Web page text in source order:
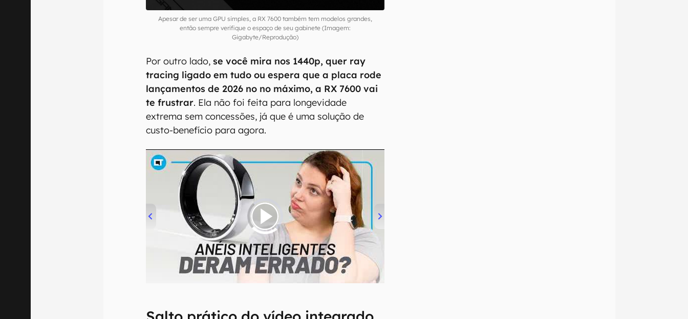
Apesar de ser uma GPU simples, a RX 7600 também tem modelos grandes,
então sempre verifique o espaço de seu gabinete (Imagem:
Gigabyte/Reprodução)
Por outro lado,se você mira nos 1440p, quer ray
tracing ligado em tudo ou espera que a placa rode
lançamentos de 2026 no no máximo, a RX 7600 vai
te frustrar. Ela não foi feita para longevidade
extrema sem concessões, já que é uma solução de
custo-benefício para agora.
00:00/21:11